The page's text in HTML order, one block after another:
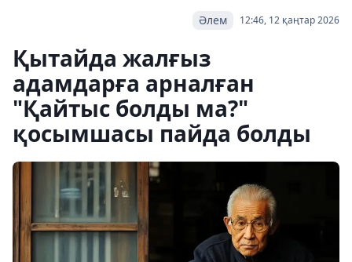
12:46, 12 қаңтар 2026
Әлем
Қытайда жалғыз
адамдарға арналған
"Қайтыс болды ма?"
қосымшасы пайда болды